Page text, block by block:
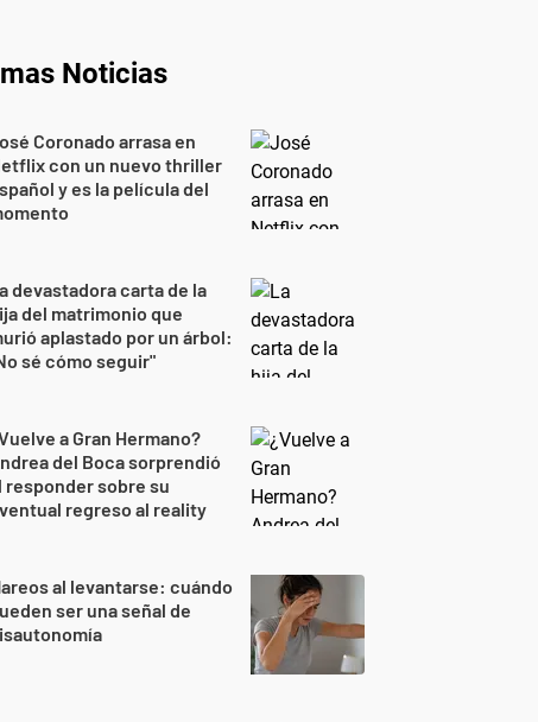
Noticias
Coronado arrasa en
con un nuevo thriller
y es la película del
devastadora carta de la
del matrimonio que
aplastado por un árbol:
sé cómo seguir"
a Gran Hermano?
del Boca sorprendió
responder sobre su
regreso al reality
al levantarse: cuándo
ser una señal de